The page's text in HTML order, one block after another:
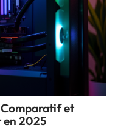
et
en 2025